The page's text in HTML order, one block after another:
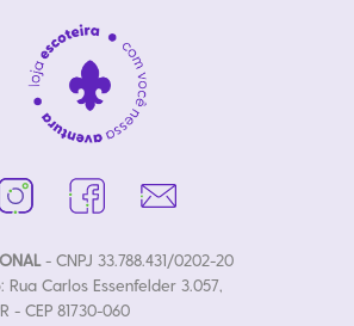
- CNPJ 33.788.431/0202-20
Carlos Essenfelder 3.057,
- CEP 81730-060